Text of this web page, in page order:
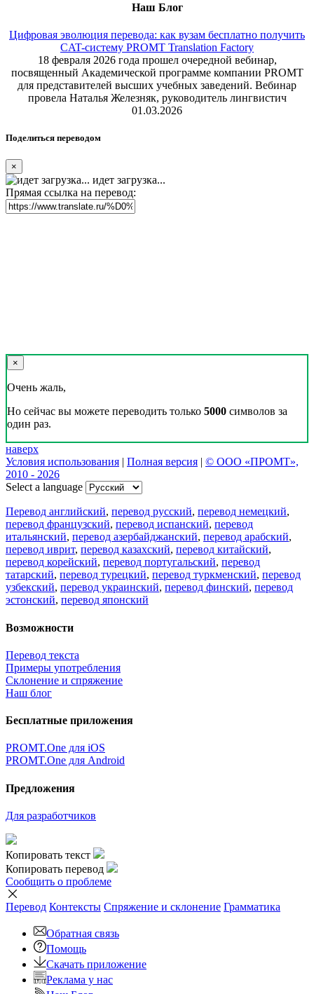
Наш Блог
Цифровая эволюция перевода: как вузам бесплатно получить
CAT-систему PROMT Translation Factory
18 февраля 2026 года прошел очередной вебинар,
посвященный Академической программе компании PROMT
для представителей высших учебных заведений. Вебинар
провела Наталья Железняк, руководитель лингвистич
01.03.2026
Поделиться переводом
×
идет загрузка...
Прямая ссылка на перевод:
×
Очень жаль,
Но сейчас вы можете переводить только 5000 символов за
один раз.
наверх
Условия использования | Полная версия | © ООО «ПРОМТ»,
2010 - 2026
Select a language
Перевод английский, перевод русский, перевод немецкий,
перевод французский, перевод испанский, перевод
итальянский, перевод азербайджанский, перевод арабский,
перевод иврит, перевод казахский, перевод китайский,
перевод корейский, перевод португальский, перевод
татарский, перевод турецкий, перевод туркменский, перевод
узбекский, перевод украинский, перевод финский, перевод
эстонский, перевод японский
Возможности
Перевод текста
Примеры употребления
Склонение и спряжение
Наш блог
Бесплатные приложения
PROMT.One для iOS
PROMT.One для Android
Предложения
Для разработчиков
Копировать текст
Копировать перевод
Сообщить о проблеме
Перевод Контексты Спряжение и склонение Грамматика
Обратная связь
Помощь
Скачать приложение
Реклама у нас